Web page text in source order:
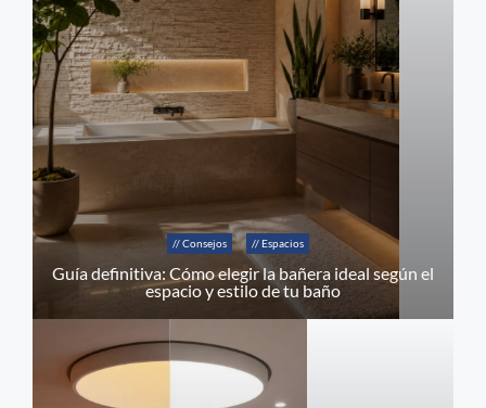
// Consejos // Espacios
Guía definitiva: Cómo elegir la bañera ideal según el
espacio y estilo de tu baño